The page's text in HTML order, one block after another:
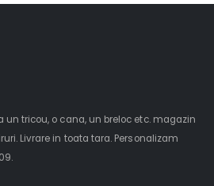
un tricou, o cana, un breloc etc. magazin
Livrare in toata tara. Personalizam